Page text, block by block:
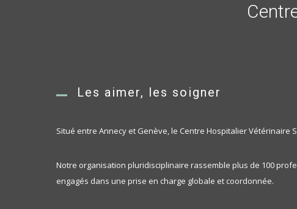
Les aimer, les soigner
Situé entre Annecy et Genève, le Centre Hospitalier Vétérinaire
Notre organisation pluridisciplinaire rassemble plus de 100
engagés dans une prise en charge globale et coordonnée.